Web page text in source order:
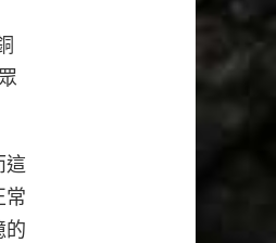
這
常
的